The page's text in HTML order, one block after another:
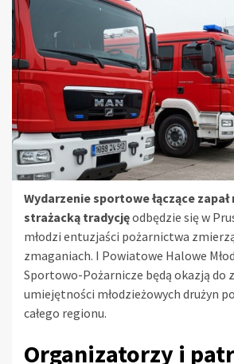
Wydarzenie sportowe łączące zapał
strażacką tradycjęodbędzie się w
młodzi entuzjaści pożarnictwa
zmaganiach. I Powiatowe Halowe
Sportowo-Pożarnicze będą okazją do
umiejętności młodzieżowych drużyn
całego regionu.
Organizatorzy i